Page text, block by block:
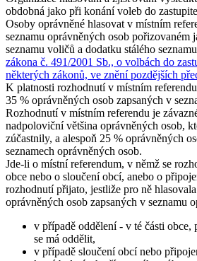
obdobná jako při konání voleb do
Osoby oprávněné hlasovat v místním
seznamu oprávněných osob pořizovaném
seznamu voličů a dodatku stálého
zákona č. 491/2001 Sb., o volbách do
některých zákonů, ve znění pozdějších
K platnosti rozhodnutí v místním
35 % oprávněných osob zapsaných v
Rozhodnutí v místním referendu je
nadpoloviční většina oprávněných osob,
zúčastnily, a alespoň 25 % oprávněných
seznamech oprávněných osob.
Jde-li o místní referendum, v němž se
obce nebo o sloučení obcí, anebo o
rozhodnutí přijato, jestliže pro ně
oprávněných osob zapsaných v seznamu
v případě oddělení - v té části obce,
se má oddělit,
v případě sloučení obcí nebo